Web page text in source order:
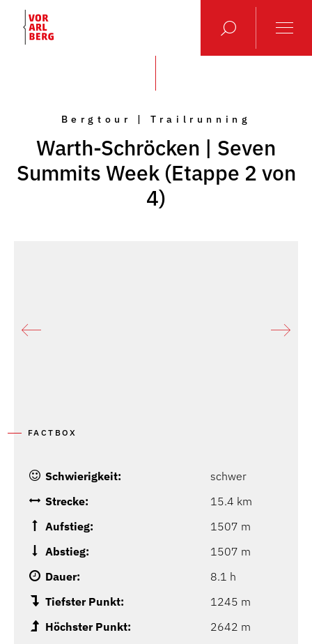
Bergtour | Trailrunning
Warth-Schröcken | Seven
Summits Week (Etappe 2 von
4)
FACTBOX
Schwierigkeit:
schwer
Strecke:
15.4 km
Aufstieg:
1507 m
Abstieg:
1507 m
Dauer:
8.1 h
Tiefster Punkt:
1245 m
Höchster Punkt:
2642 m